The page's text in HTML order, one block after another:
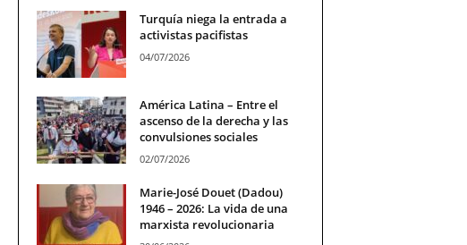
Turquía niega la entrada a
activistas pacifistas
04/07/2026
América Latina – Entre el
ascenso de la derecha y las
convulsiones sociales
02/07/2026
Marie-José Douet (Dadou)
1946 – 2026: La vida de una
marxista revolucionaria